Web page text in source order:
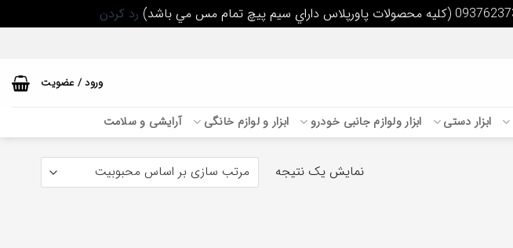
رد کردن
ورود / عضویت
ابزار دستی ابزار ولوازم جانبی خودرو ابزار و لوازم خانگی آرایشی و سلامت
نمایش یک نتیجه